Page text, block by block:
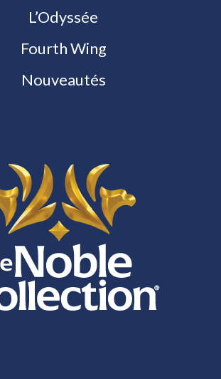
L’Odyssée
Fourth Wing
Nouveautés